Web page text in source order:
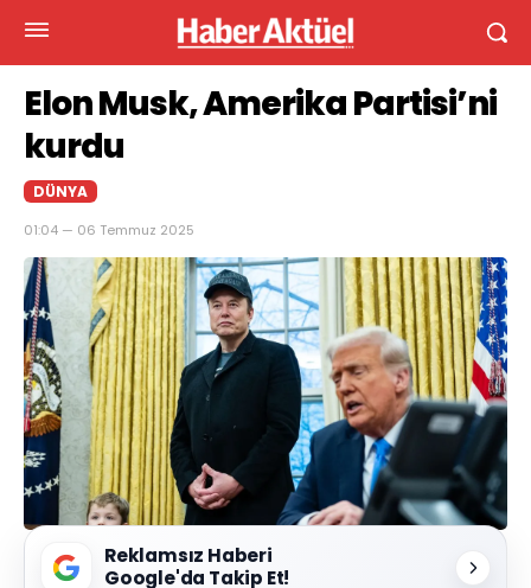
Elon Musk, Amerika Partisi’ni
kurdu
DÜNYA
01:04 — 06 Temmuz 2025
Reklamsız Haberi
Google'da Takip Et!